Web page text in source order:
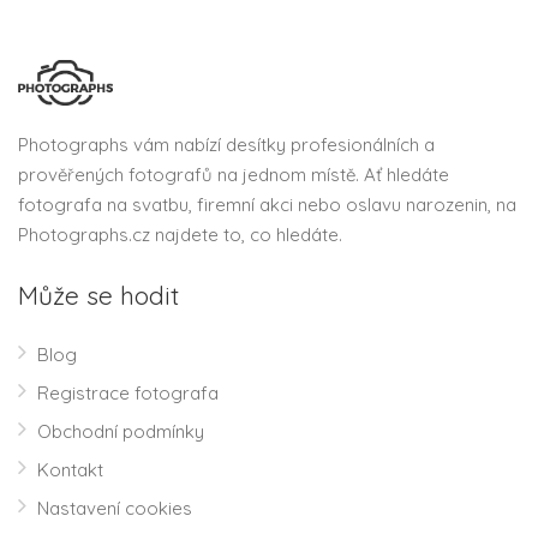
Photographs vám nabízí desítky profesionálních a
prověřených fotografů na jednom místě. Ať hledáte
fotografa na svatbu, firemní akci nebo oslavu narozenin, na
Photographs.cz najdete to, co hledáte.
Může se hodit
Blog
Registrace fotografa
Obchodní podmínky
Kontakt
Nastavení cookies